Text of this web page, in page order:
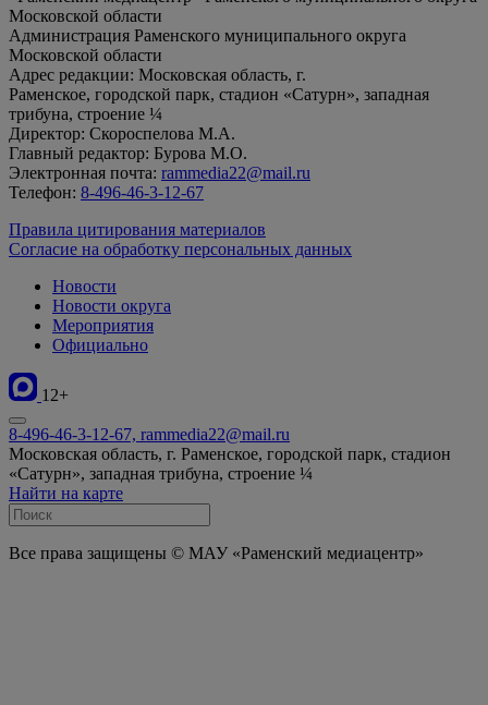
Московской области
Администрация Раменского муниципального округа
Московской области
Адрес редакции: Московская область, г.
Раменское, городской парк, стадион «Сатурн», западная
трибуна, строение ¼
Директор: Скороспелова М.А.
Главный редактор: Бурова М.О.
Электронная почта: rammedia22@mail.ru
Телефон: 8-496-46-3-12-67
Правила цитирования материалов
Согласие на обработку персональных данных
Новости
Новости округа
Мероприятия
Официально
12+
8-496-46-3-12-67, rammedia22@mail.ru
Московская область, г. Раменское, городской парк, стадион
«Сатурн», западная трибуна, строение ¼
Найти на карте
Все права защищены © МАУ «Раменский медиацентр»